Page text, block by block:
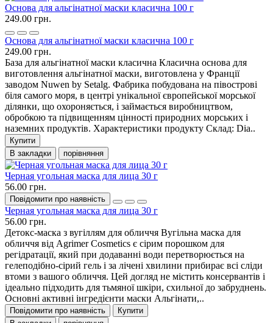
Основа для альгінатної маски класична 100 г
249.00 грн.
Основа для альгінатної маски класична 100 г
249.00 грн.
База для альгінатної маски класична Класична основа для
виготовлення альгінатної маски, виготовлена у Франції
заводом Nuwen by Setalg. Фабрика побудована на півострові
біля самого моря, в центрі унікальної європейської морської
ділянки, що охороняється, і займається виробництвом,
обробкою та підвищенням цінності природних морських і
наземних продуктів. Характеристики продукту Склад: Dia..
Купити
В закладки
порівняння
Черная угольная маска для лица 30 г
56.00 грн.
Повідомити про наявність
Черная угольная маска для лица 30 г
56.00 грн.
Детокс-маска з вугіллям для обличчя Вугільна маска для
обличчя від Agrimer Cosmetics є сірим порошком для
регідратації, який при додаванні води перетворюється на
гелеподібно-сірий гель і за лічені хвилини прибирає всі сліди
втоми з вашого обличчя. Цей догляд не містить консервантів і
ідеально підходить для тьмяної шкіри, схильної до забруднень.
Основні активні інгредієнти маски Альгінати,..
Повідомити про наявність
Купити